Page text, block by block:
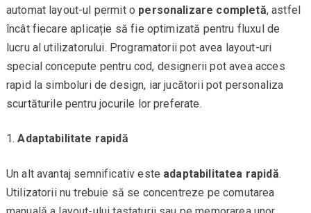
automat layout-ul permit o personalizare completă, astfel
încât fiecare aplicație să fie optimizată pentru fluxul de
lucru al utilizatorului. Programatorii pot avea layout-uri
special concepute pentru cod, designerii pot avea acces
rapid la simboluri de design, iar jucătorii pot personaliza
scurtăturile pentru jocurile lor preferate.
Adaptabilitate rapidă
Un alt avantaj semnificativ este adaptabilitatea rapidă.
Utilizatorii nu trebuie să se concentreze pe comutarea